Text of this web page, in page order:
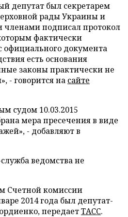
депутат был секретарем
рады Украины и
членами подписал протокол
фактически
официального документа
есть основания
законы практически не
- говорится на сайте
судом 10.03.2015
мера пресечения в виде
- добавляют в
ведомства не
Счетной комиссии
2014 года был депутат-
передаетТАСС.